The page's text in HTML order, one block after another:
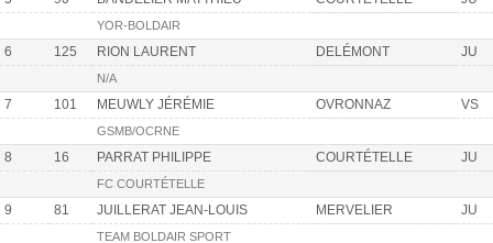
YOR-BOLDAIR
6 125 RION LAURENT DELÉMONT JU
N/A
7 101 MEUWLY JÉRÉMIE OVRONNAZ VS
GSMB/OCRNE
8 16 PARRAT PHILIPPE COURTÉTELLE JU
FC COURTÉTELLE
9 81 JUILLERAT JEAN-LOUIS MERVELIER JU
TEAM BOLDAIR SPORT